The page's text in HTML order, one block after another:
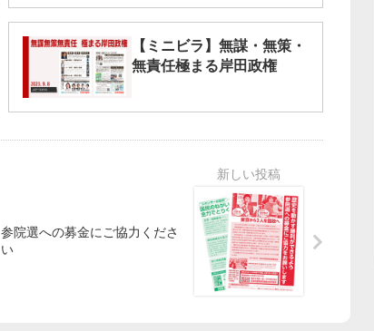
【ミニビラ】無謀・無策・
無責任極まる岸田政権
参院選への募金にご協力くださ
い